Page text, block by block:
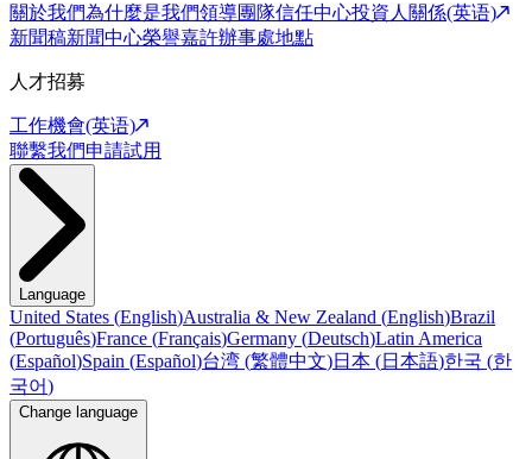
關於我們為什麼是我們領導團隊信任中心投資人關係(英语)
新聞稿新聞中心榮譽嘉許辦事處地點
人才招募
工作機會(英语)
聯繫我們申請試用
Language
United States (English)Australia & New Zealand (English)Brazil
(Português)France (Français)Germany (Deutsch)Latin America
(Español)Spain (Español)台湾 (繁體中文)日本 (日本語)한국 (한
국어)
Change language